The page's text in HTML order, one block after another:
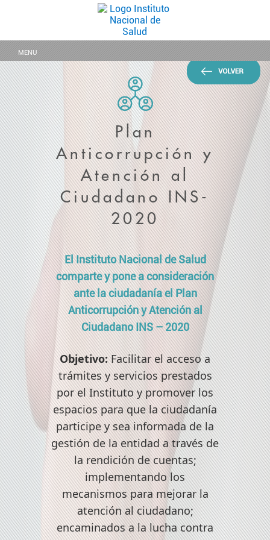
MENU
Plan
Anticorrupción y
Atención al
Ciudadano INS-
2020
El Instituto Nacional de Salud
comparte y pone a consideración
ante la ciudadanía el Plan
Anticorrupción y Atención al
Ciudadano INS – 2020
Objetivo:Facilitar el acceso a
trámites y servicios prestados
por el Instituto y promover los
espacios para que la ciudadanía
participe y sea informada de la
gestión de la entidad a través de
la rendición de cuentas;
implementando los
mecanismos para mejorar la
atención al ciudadano;
encaminados a la lucha contra